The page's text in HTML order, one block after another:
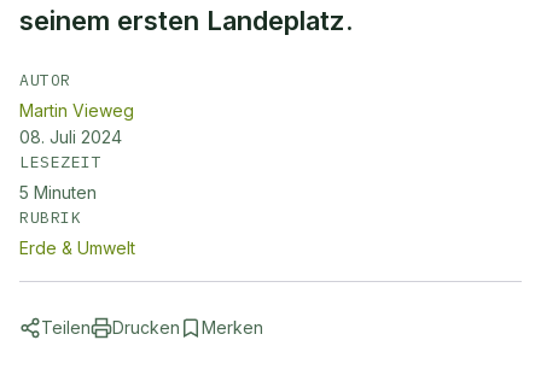
seinem ersten Landeplatz.
AUTOR
Martin Vieweg
08. Juli 2024
LESEZEIT
5 Minuten
RUBRIK
Erde & Umwelt
Teilen Drucken Merken